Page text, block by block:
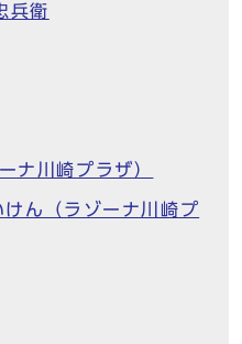
兵衛
ナ川崎プラザ）
ん（ラゾーナ川崎プ